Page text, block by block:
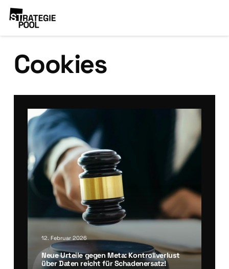
Cookies
12. Februar 2026
Neue Urtei­le gegen Meta: Kon­troll­ver­lust
über Daten reicht für Scha­den­er­satz!